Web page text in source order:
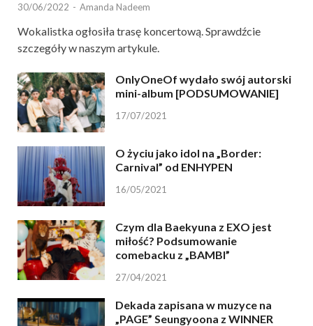
30/06/2022 - Amanda Nadeem
Wokalistka ogłosiła trasę koncertową. Sprawdźcie
szczegóły w naszym artykule.
OnlyOneOf wydało swój autorski
mini-album [PODSUMOWANIE]
17/07/2021
O życiu jako idol na „Border:
Carnival” od ENHYPEN
16/05/2021
Czym dla Baekyuna z EXO jest
miłość? Podsumowanie
comebacku z „BAMBI”
27/04/2021
Dekada zapisana w muzyce na
„PAGE” Seungyoona z WINNER